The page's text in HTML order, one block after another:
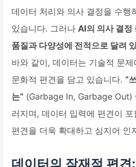
데이터 처리와 의사 결정을 수행
있습니다. 그러나 AI의 의사 결정
품질과 다양성에 전적으로 달려
바와 같이, 데이터는 기술적 문
문화적 편견을 담고 있습니다. “
는” (Garbage In, Garbage Out)
러지며, 데이터 입력에 편견이
편견을 더욱 확대하고 심지어 인
데이터의 잠재적 편